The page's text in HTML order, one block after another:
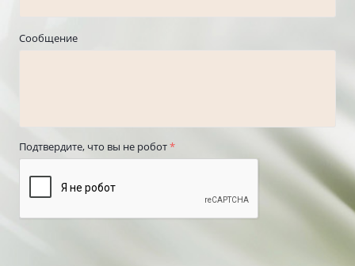
Сообщение
Подтвердите, что вы не робот*